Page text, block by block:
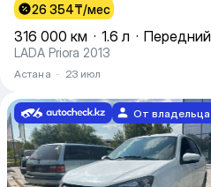
26 354₸/мес
316 000 км · 1.6 л · Передний
LADA Priora 2013
Астана · 23 июл
От владельца